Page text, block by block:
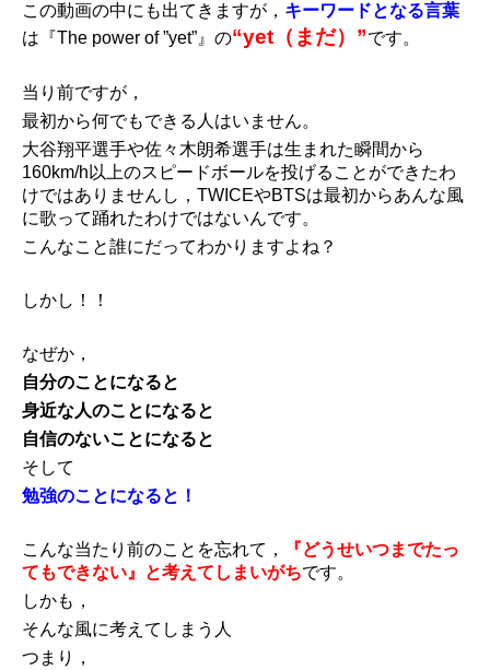
この動画の中にも出てきますが， キーワードとなる言葉
は『The power of ”yet”』の“yet（まだ）”です。
当り前ですが，
最初から何でもできる人はいません。
大谷翔平選手や佐々木朗希選手は生まれた瞬間から
160km/h以上のスピードボールを投げることができたわ
けではありませんし，TWICEやBTSは最初からあんな風
に歌って踊れたわけではないんです。
こんなこと誰にだってわかりますよね？
しかし！！
なぜか，
自分のことになると
身近な人のことになると
自信のないことになると
そして
勉強のことになると！
こんな当たり前のことを忘れて，
『どうせいつまでたっ
てもできない』と考えてしまいがちです。
しかも，
そんな風に考えてしまう人
つまり，